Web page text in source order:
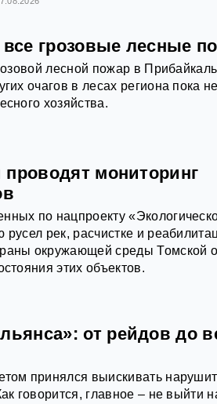
грозовые лесные
лесной пожар в
очагов в лесах региона пока
хозяйства.
проводят мониторинг
по нацпроекту
рек, расчистке и
окружающей среды Томской
этих объектов.
от рейдов до
принялся выискивать
говорится, главное – не выйти